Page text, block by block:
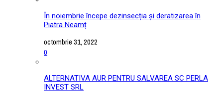
În noiembrie începe dezinsecția și deratizarea în
Piatra Neamț
octombrie 31, 2022
0
ALTERNATIVA AUR PENTRU SALVAREA SC PERLA
INVEST SRL